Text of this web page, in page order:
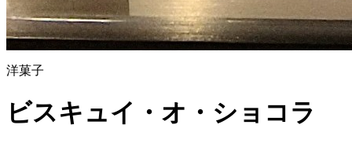
洋菓子
ビスキュイ・オ・ショコラ